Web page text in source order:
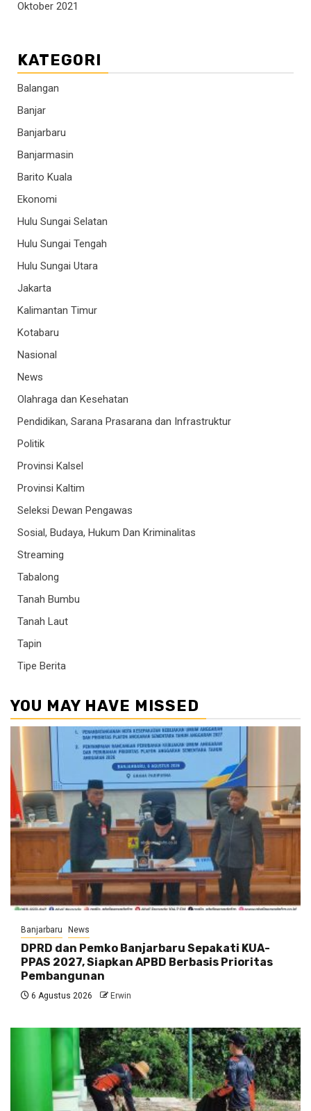
Oktober 2021
KATEGORI
Balangan
Banjar
Banjarbaru
Banjarmasin
Barito Kuala
Ekonomi
Hulu Sungai Selatan
Hulu Sungai Tengah
Hulu Sungai Utara
Jakarta
Kalimantan Timur
Kotabaru
Nasional
News
Olahraga dan Kesehatan
Pendidikan, Sarana Prasarana dan Infrastruktur
Politik
Provinsi Kalsel
Provinsi Kaltim
Seleksi Dewan Pengawas
Sosial, Budaya, Hukum Dan Kriminalitas
Streaming
Tabalong
Tanah Bumbu
Tanah Laut
Tapin
Tipe Berita
YOU MAY HAVE MISSED
Banjarbaru News
DPRD dan Pemko Banjarbaru Sepakati KUA-
PPAS 2027, Siapkan APBD Berbasis Prioritas
Pembangunan
6 Agustus 2026 Erwin